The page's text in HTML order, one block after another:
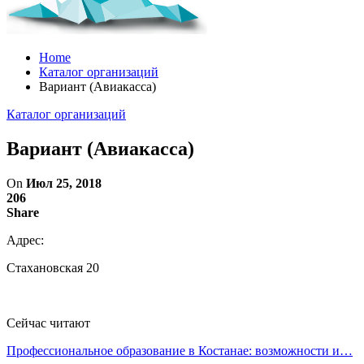
Home
Каталог организаций
Вариант (Авиакасса)
Каталог организаций
Вариант (Авиакасса)
On Июл 25, 2018
206
Share
Адрес:
Стахановская 20
Сейчас читают
Профессиональное образование в Костанае: возможности и…